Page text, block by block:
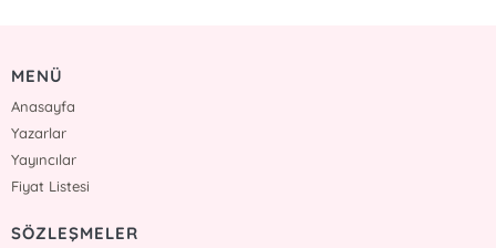
MENÜ
Anasayfa
Yazarlar
Yayıncılar
Fiyat Listesi
SÖZLEŞMELER